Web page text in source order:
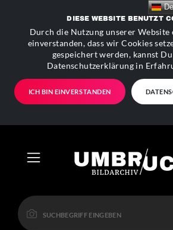
DIESE WEBSITE BENUTZT
Durch die Nutzung unserer
einverstanden, dass wir Cookies
gespeichert werden, kannst
Datenschutzerklärung in
ICH BIN EINVERSTANDEN